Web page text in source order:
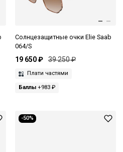
Солнцезащитные очки Elie Saab
064/S
19 650 ₽ 39 250 ₽
Плати частями
Баллы+983 ₽
-50%